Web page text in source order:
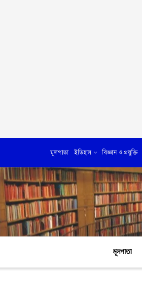
মূলপাতা ইতিহাস বিজ্ঞান ও প্রযুক্তি
মূলপাতা